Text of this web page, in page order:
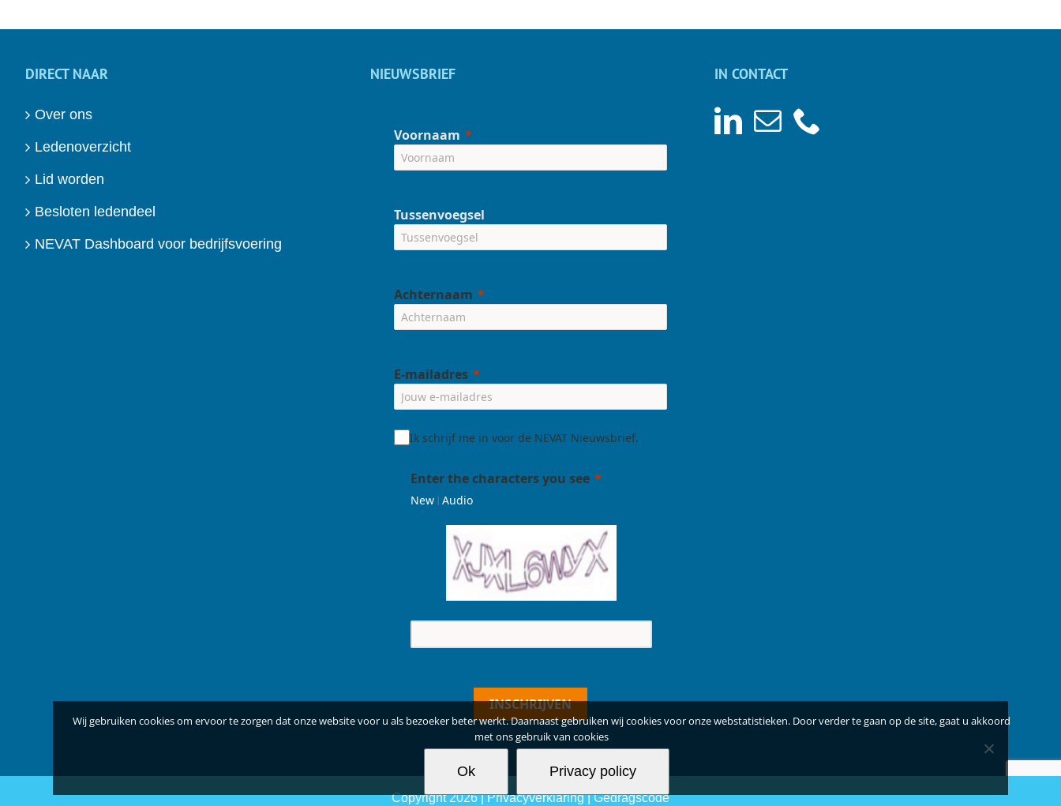
DIRECT NAAR
Over ons
Ledenoverzicht
Lid worden
Besloten ledendeel
NEVAT Dashboard voor bedrijfsvoering
NIEUWSBRIEF
Voornaam
Tussenvoegsel
Achternaam
E-mailadres
Ik schrijf me in voor de NEVAT Nieuwsbrief.
Enter the characters you see
New| Audio
INSCHRIJVEN
IN CONTACT
Copyright2026 |Privacyverklaring|Gedragscode
Wij gebruiken cookies om ervoor te zorgen dat onze website voor u als bezoeker beter werkt. Daarnaast gebruiken wij cookies voor onze webstatistieken. Door verder te gaan op de site, gaat u akkoord
met ons gebruik van cookies
Ok Privacy policy